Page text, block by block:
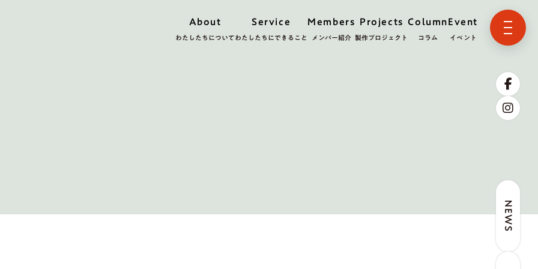
About
わたしたちについて
Service
わたしたちにできること
Members
メンバー紹介
Projects
製作プロジェクト
Column
コラム
Event
イベント
NEWS